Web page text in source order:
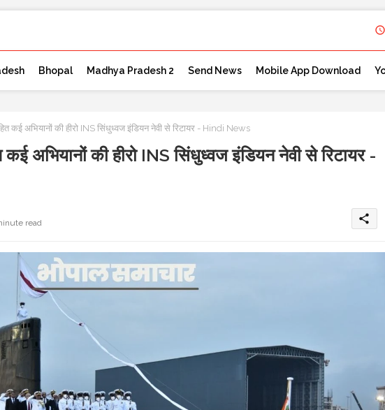
Bhopal Madhya Pradesh 2 Send News Mobile App Download
कई अभियानों की हीरो INS सिंधुध्वज इंडियन नेवी से रिटायर - Hindi News
अभियानों की हीरो INS सिंधुध्वज इंडियन नेवी से रिटायर -
read share